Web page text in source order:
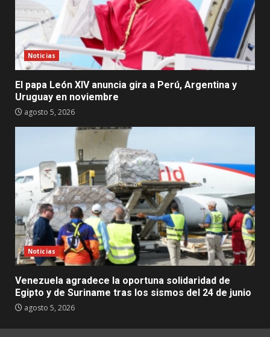
Noticias
El papa León XIV anuncia gira a Perú, Argentina y
Uruguay en noviembre
agosto 5, 2026
Noticias
Venezuela agradece la oportuna solidaridad de
Egipto y de Suriname tras los sismos del 24 de junio
agosto 5, 2026